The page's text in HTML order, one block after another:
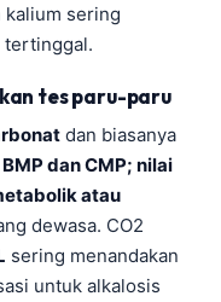
kalium sering
tertinggal.
tes paru-paru
dan biasanya
dan CMP; nilai
atau
dewasa. CO2
sering menandakan
untuk alkalosis